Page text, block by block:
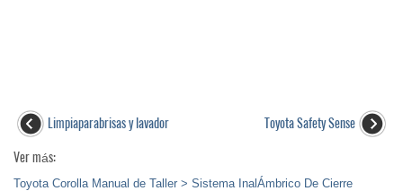
Limpiaparabrisas y lavador
Toyota Safety Sense
Ver más:
Toyota Corolla Manual de Taller > Sistema InalÁmbrico De Cierre